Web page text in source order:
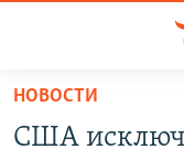
упрощенного
доступа
НОВОСТИ
США